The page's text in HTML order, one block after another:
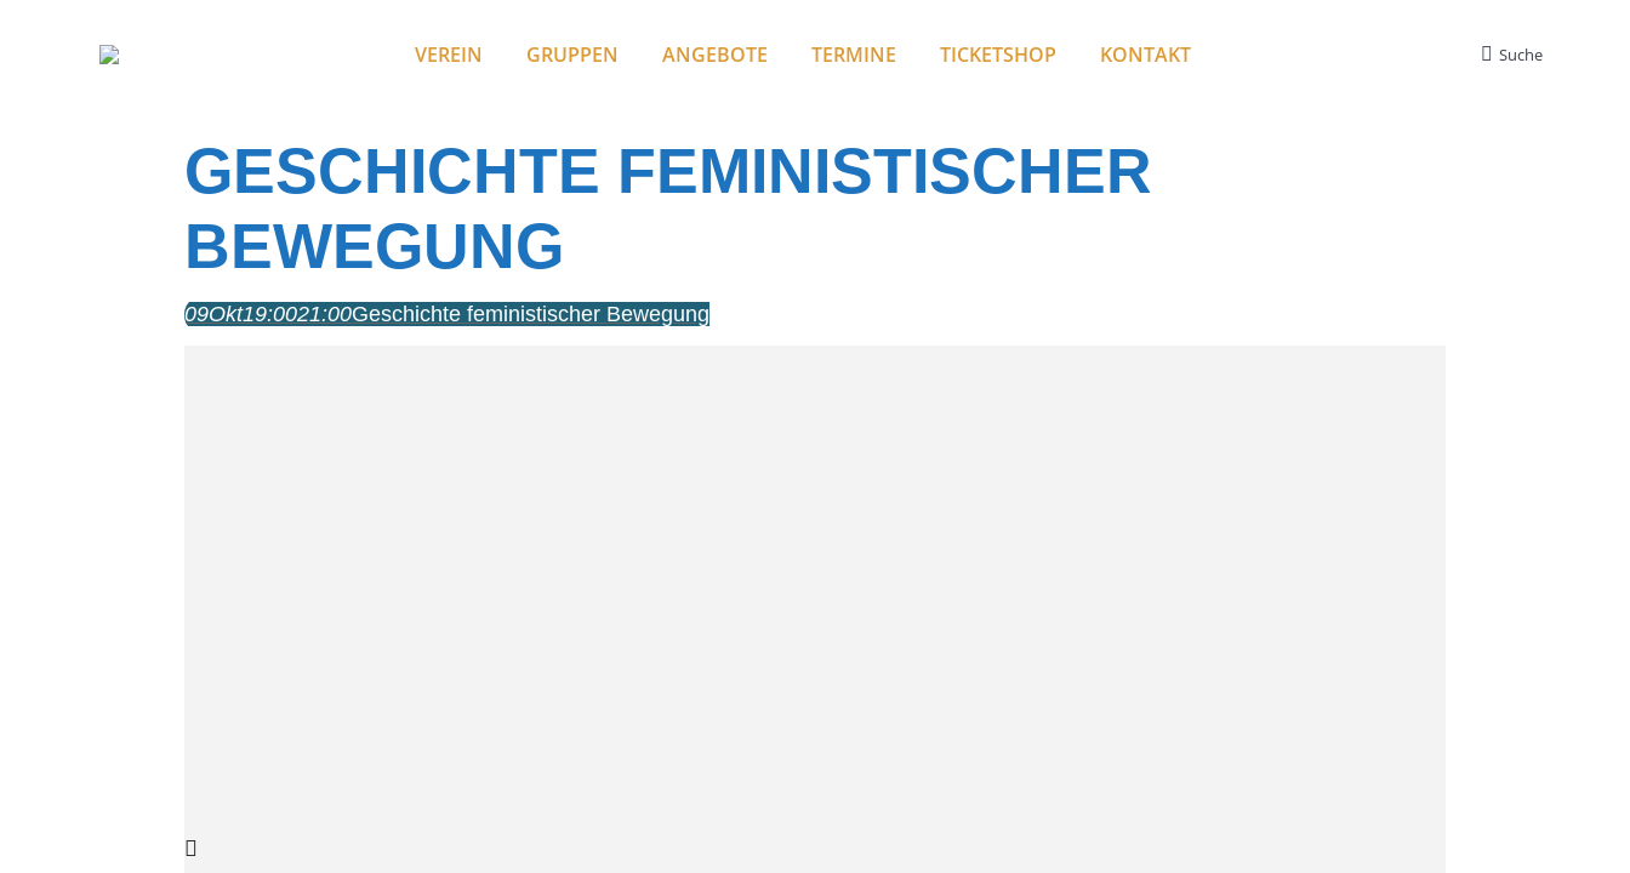
VEREIN GRUPPEN ANGEBOTE TERMINE TICKETSHOP KONTAKT Search:
Suche
GESCHICHTE FEMINISTISCHER
BEWEGUNG
09Okt19:0021:00Geschichte feministischer Bewegung